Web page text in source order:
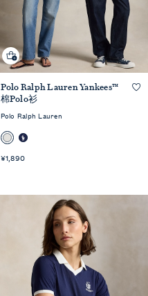
快速预览
Polo Ralph Lauren Yankees™
棉Polo衫
Polo Ralph Lauren
¥1,890